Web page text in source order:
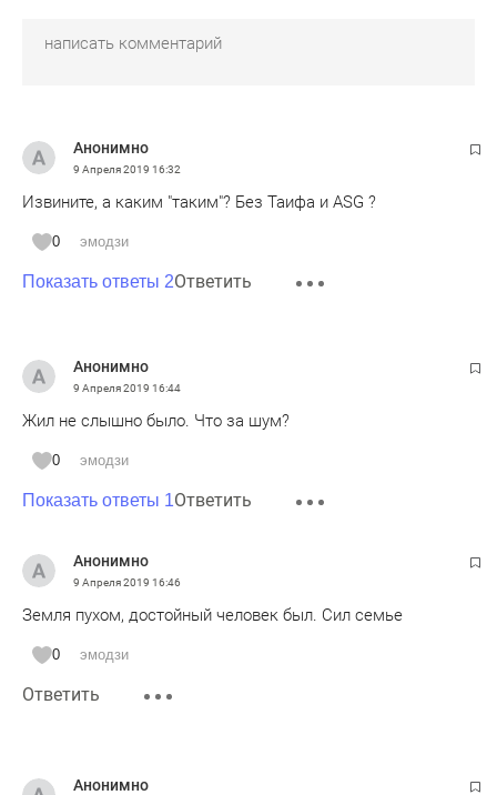
Анонимно
9 Апреля 2019 16:32
Извините, а каким "таким"? Без Таифа и ASG ?
0 эмодзи
Показать ответы 2Ответить
Анонимно
9 Апреля 2019 16:44
Жил не слышно было. Что за шум?
0 эмодзи
Показать ответы 1Ответить
Анонимно
9 Апреля 2019 16:46
Земля пухом, достойный человек был. Сил семье
0 эмодзи
Ответить
Анонимно